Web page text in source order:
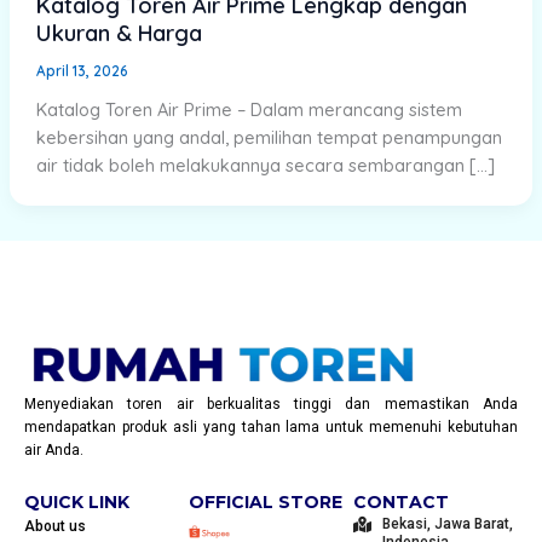
Ukuran & Harga
April 13, 2026
Katalog Toren Air Prime – Dalam merancang sistem
kebersihan yang andal, pemilihan tempat penampungan
air tidak boleh melakukannya secara sembarangan […]
Menyediakan toren air berkualitas tinggi dan memastikan Anda
mendapatkan produk asli yang tahan lama untuk memenuhi kebutuhan
air Anda.
QUICK LINK
About us
OFFICIAL STORE CONTACT
Bekasi, Jawa Barat,